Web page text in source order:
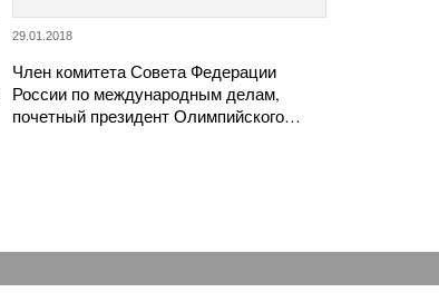
29.01.2018
Член комитета Совета Федерации
России по международным делам,
почетный президент Олимпийского…